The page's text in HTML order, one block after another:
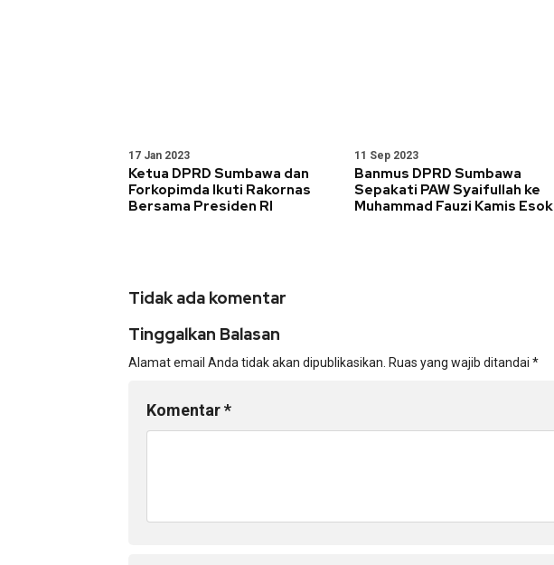
17 Jan 2023
Ketua DPRD Sumbawa dan
Forkopimda Ikuti Rakornas
Bersama Presiden RI
11 Sep 2023
Banmus DPRD Sumbawa
Sepakati PAW Syaifullah ke
Muhammad Fauzi Kamis Esok
Tidak ada komentar
Tinggalkan Balasan
Alamat email Anda tidak akan dipublikasikan. Ruas yang wajib ditandai *
Komentar*